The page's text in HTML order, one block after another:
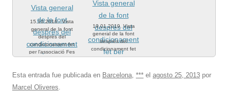
15.10.2016.- Vista
general de la font
desprès del
condicionament fet
per l’associació Fes
19.01.2019. Vista
general de la font
després del
condicionament fet
per voluntaris del
Esta entrada fue publicada en Barcelona, *** el agosto 25, 2013 por
Marcel Oliveres.